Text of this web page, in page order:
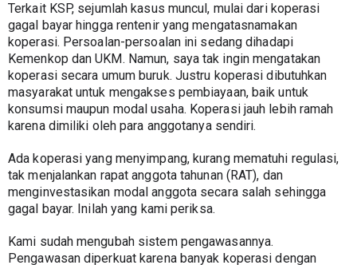
Terkait KSP, sejumlah kasus muncul, mulai dari koperasi
gagal bayar hingga rentenir yang mengatasnamakan
koperasi. Persoalan-persoalan ini sedang dihadapi
Kemenkop dan UKM. Namun, saya tak ingin mengatakan
koperasi secara umum buruk. Justru koperasi dibutuhkan
masyarakat untuk mengakses pembiayaan, baik untuk
konsumsi maupun modal usaha. Koperasi jauh lebih ramah
karena dimiliki oleh para anggotanya sendiri.
Ada koperasi yang menyimpang, kurang mematuhi regulasi,
tak menjalankan rapat anggota tahunan (RAT), dan
menginvestasikan modal anggota secara salah sehingga
gagal bayar. Inilah yang kami periksa.
Kami sudah mengubah sistem pengawasannya.
Pengawasan diperkuat karena banyak koperasi dengan